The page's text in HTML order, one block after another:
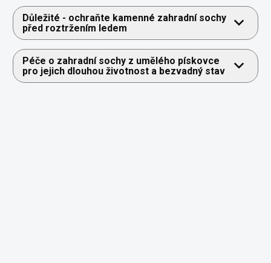
Důležité - ochraňte kamenné zahradní sochy
před roztržením ledem
Péče o zahradní sochy z umělého pískovce
pro jejich dlouhou životnost a bezvadný stav